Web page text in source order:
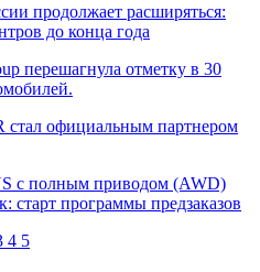
продолжает расширяться:
до конца года
перешагнула отметку в 30
официальным партнером
с полным приводом (AWD)
старт программы предзаказов
4 5